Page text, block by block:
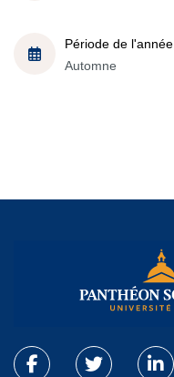
Période de l'année
Automne